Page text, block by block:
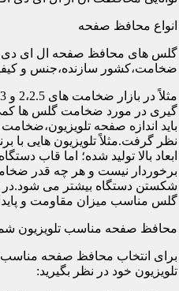
انواع محافظ صفحه
گلس های محافظ صفحه ال ای دی
ضخامت،کشور سازنده،جنس و
گیری در مورد ضخامت گلس ها
باید اندازه صفحه
نظر گرفت.مثلاً تلویزیون هایی با
ابعاد بالا تولید شده؛ اما قاب
برخوردار نیست و هر چه قدر
شکستن دستگاه بیشتر می شود.در
گلس مناسب میزان مقاومت و
محافظ صفحه مناسب تلویزیون
برای انتخاب محافظ صفحه مناسب
تلویزیون خود در نظر بگیرید: